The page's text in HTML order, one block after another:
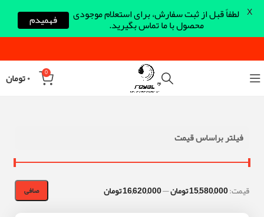
0 ۰تومان
فیلتر براساس قیمت
صافی قيمت:15,580,000 تومان —16,620,000 تومان
لطفاً قبل از ثبت سفارش، برای استعلام موجودی
محصول با ما تماس بگیرید. فهمیدم X